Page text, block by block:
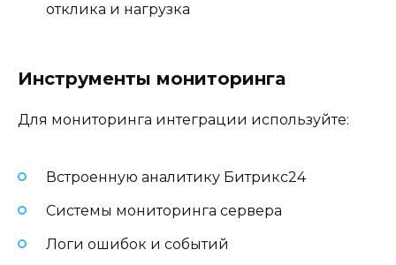
отклика и нагрузка
Инструменты мониторинга
Для мониторинга интеграции используйте:
Встроенную аналитику Битрикс24
Системы мониторинга сервера
Логи ошибок и событий